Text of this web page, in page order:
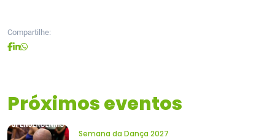
Compartilhe:
Próximos eventos
Semana da Dança 2027